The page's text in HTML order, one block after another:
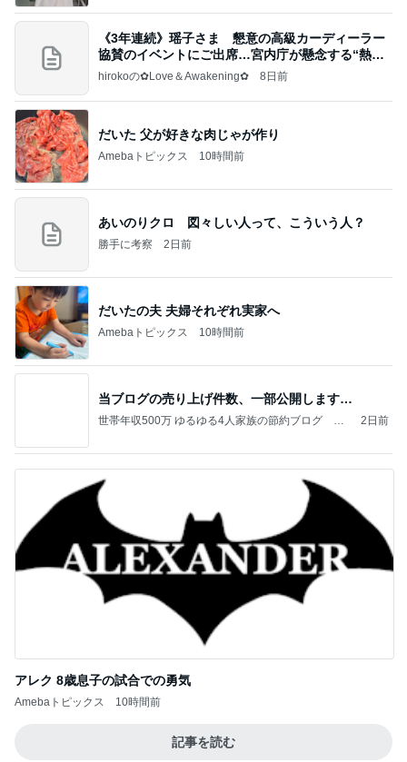
《3年連続》瑶子さま 懇意の高級カーディーラー
協賛のイベントにご出席…宮内庁が懸念する“熱心
すぎ
hirokoの✿Love＆Awakening✿ 8日前
だいた 父が好きな肉じゃが作り
Amebaトピックス 10時間前
あいのりクロ 図々しい人って、こういう人？
勝手に考察 2日前
だいたの夫 夫婦それぞれ実家へ
Amebaトピックス 10時間前
当ブログの売り上げ件数、一部公開します…
世帯年収500万 ゆるゆる4人家族の節約ブログ 〜
2日前
アレク 8歳息子の試合での勇気
Amebaトピックス 10時間前
記事を読む